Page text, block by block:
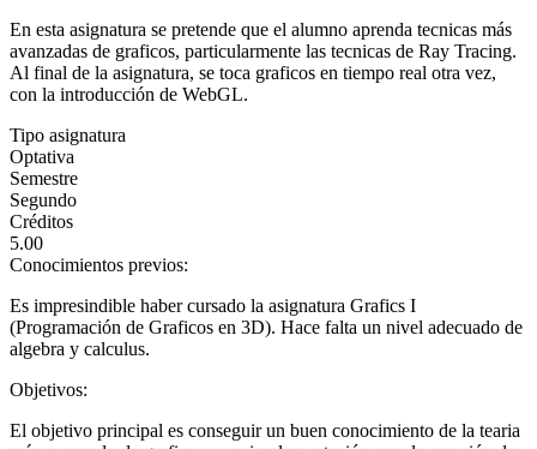
En esta asignatura se pretende que el alumno aprenda tecnicas más
avanzadas de graficos, particularmente las tecnicas de Ray Tracing.
Al final de la asignatura, se toca graficos en tiempo real otra vez,
con la introducción de WebGL.
Tipo asignatura
Optativa
Semestre
Segundo
Créditos
5.00
Conocimientos previos:
Es impresindible haber cursado la asignatura Grafics I
(Programación de Graficos en 3D). Hace falta un nivel adecuado de
algebra y calculus.
Objetivos:
El objetivo principal es conseguir un buen conocimiento de la tearia